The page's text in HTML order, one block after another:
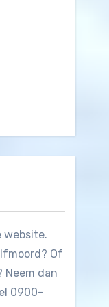
website.
Of
Neem dan
0900-